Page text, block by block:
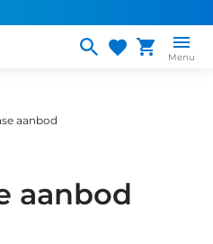
Menu
aanbod
aanbod